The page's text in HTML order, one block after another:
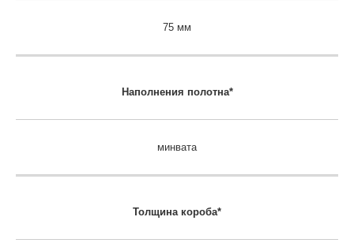
75 мм
Наполнения полотна*
минвата
Толщина короба*